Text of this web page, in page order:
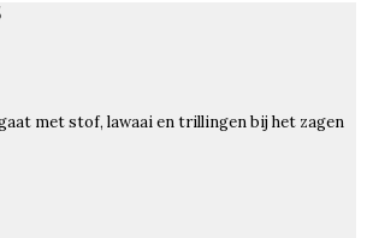
met stof, lawaai en trillingen bij het zagen